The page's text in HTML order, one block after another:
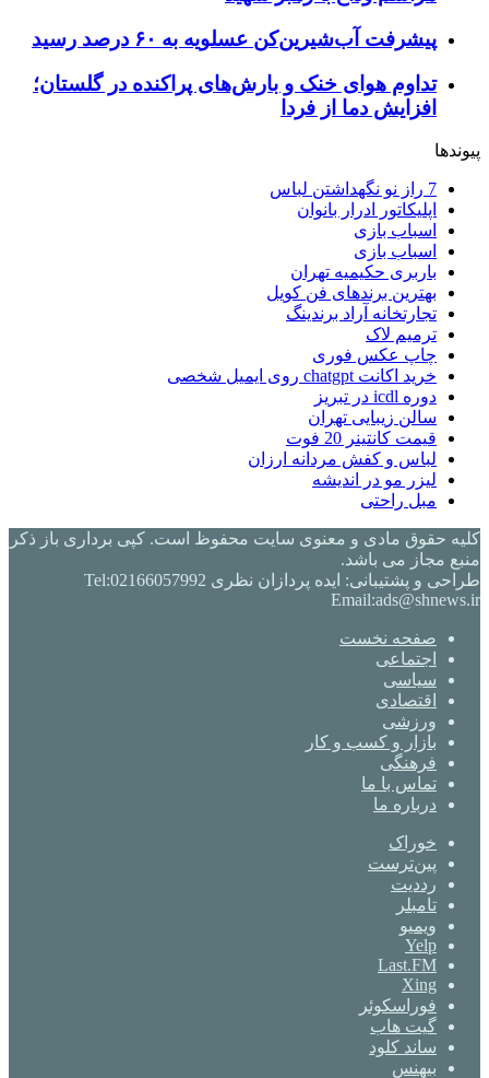
پیشرفت آب‌شیرین‌کن عسلویه به ۶۰ درصد رسید
تداوم هوای خنک و بارش‌های پراکنده در گلستان؛
افزایش دما از فردا
پیوندها
7 راز نو نگهداشتن لباس
اپلیکاتور ادرار بانوان
اسباب بازی
اسباب بازی
باربری حکیمیه تهران
بهترین برندهای فن کویل
تجارتخانه آراد برندینگ
ترمیم لاک
چاپ عکس فوری
خرید اکانت chatgpt روی ایمیل شخصی
دوره icdl در تبریز
سالن زیبایی تهران
قیمت کانتینر 20 فوت
لباس و کفش مردانه ارزان
لیزر مو در اندیشه
مبل راحتی
کلیه حقوق مادی و معنوی سایت محفوظ است. کپی برداری باز ذکر
منبع مجاز می باشد.
طراحی و پشتیبانی: ایده پردازان نظری Tel:02166057992
Email:ads@shnews.ir
صفحه نخست
اجتماعی
سیاسی
اقتصادی
ورزشی
بازار و کسب و کار
فرهنگی
تماس با ما
درباره ما
خوراک
‫پین‌ترست
‫رددیت
‫تامبلر
ویمیو
Yelp
Last.FM
Xing
فوراسکوئر
گیت ‌هاب
ساند کلود
بیهنس